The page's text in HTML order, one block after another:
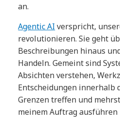
an.
Agentic AI verspricht,
revolutionieren. Sie geht
Beschreibungen hinaus
Handeln. Gemeint sind
Absichten verstehen,
Entscheidungen innerhalb
Grenzen treffen und
meinem Auftrag ausführen